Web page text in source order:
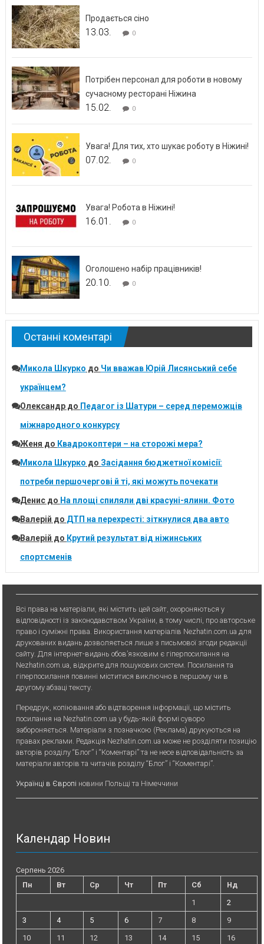
Продається сіно
13.03. 0
Потрібен персонал для роботи в новому
сучасному ресторані Ніжина
15.02. 0
Увага! Для тих, хто шукає роботу в Ніжині!
07.02. 0
Увага! Робота в Ніжині!
16.01. 0
Оголошено набір працівників!
20.10. 0
Останні коментарі
Микола Шкурко до Чи вважав Юрій Лисянський себе
українцем?
Олександрдо Педагог із Шатури – серед переможців
міжнародного конкурсу
Женя до Квадрокоптери – на сторожі мера?
Микола Шкурко до Засідання бюджетної комісії:
потреби першочергові й ті, які можуть почекати
Денисдо На площі спиляли дві красуні-ялини. Фото
Валерій до ДТП на перехресті: зіткнулися два авто
Валерій до Крутий результат від ніжинських
спортсменів
Всі права на матеріали, які містить цей сайт, охороняються у
відповідності із законодавством України, в тому числі, про авторське
право і суміжні права. Використання матерiалiв Nezhatin.com.ua для
друкованих видань дозволяється лише з письмової згоди редакції
сайту. Для iнтернет-видань обов’язковим є гiперпосилання на
Nezhatin.com.ua, відкрите для пошукових систем. Посилання та
гіперпосилання повинні міститися виключно в першому чи в
другому абзаці тексту.
Передрук, копiювання або вiдтворення iнформацiї, що мiстить
посилання на Nezhatin.com.ua у будь-якiй формi суворо
забороняється. Матеріали з позначкою (Реклама) друкуються на
правах реклами. Редакція Nezhatin.com.ua може не розділяти позицію
авторів розділу “Блог” і “Коментарі” та не несе відповідальність за
матеріали авторів та читачів розділу “Блог” і “Коментарі”.
Українці в Європі новини Польщі та Німеччини
Календар Новин
Серпень 2026
Пн
Вт Ср Чт Пт Сб
Нд
1
2
3
4 5 6 7 8
9
10
11 12 13 14 15 16